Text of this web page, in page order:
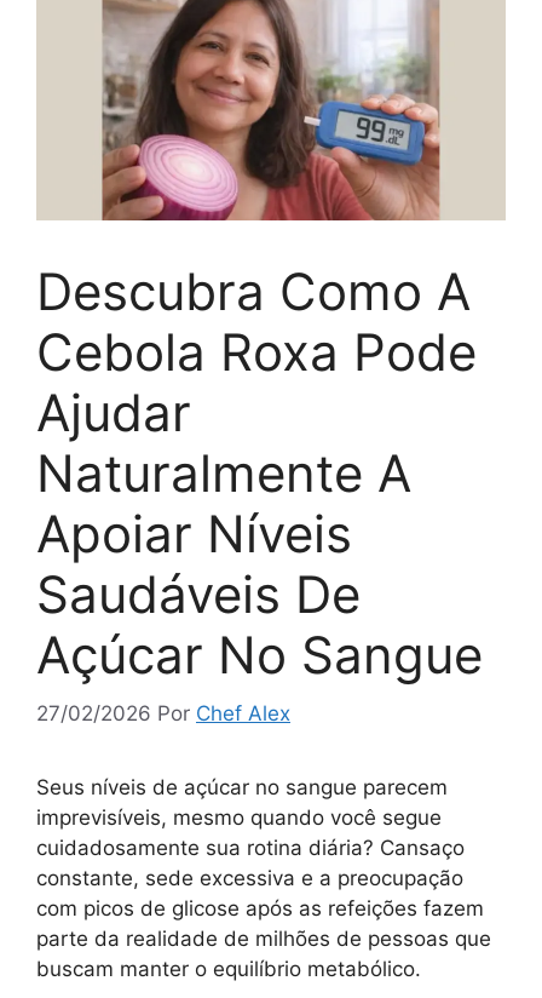
Descubra Como A
Cebola Roxa Pode
Ajudar
Naturalmente A
Apoiar Níveis
Saudáveis De
Açúcar No Sangue
27/02/2026 Por Chef Alex
Seus níveis de açúcar no sangue parecem
imprevisíveis, mesmo quando você segue
cuidadosamente sua rotina diária? Cansaço
constante, sede excessiva e a preocupação
com picos de glicose após as refeições fazem
parte da realidade de milhões de pessoas que
buscam manter o equilíbrio metabólico.